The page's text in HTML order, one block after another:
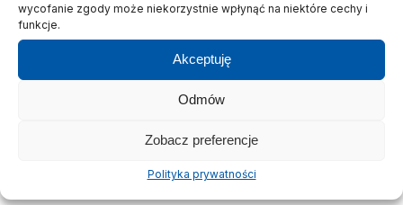
wycofanie zgody może niekorzystnie wpłynąć na niektóre cechy i
funkcje.
Akceptuję
Odmów
Zobacz preferencje
Polityka prywatności
OPIS
OPINIE (0)